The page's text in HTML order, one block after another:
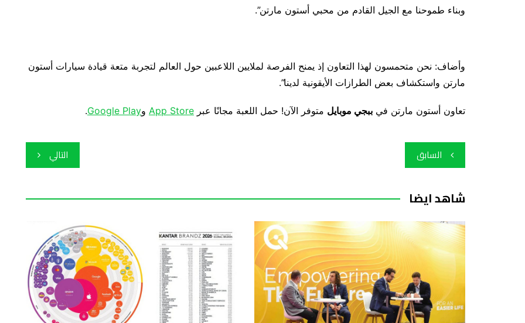
وبناء طموحنا مع الجيل القادم من محبي أستون مارتن”.
وأضاف: نحن متحمسون لهذا التعاون إذ يمنح الفرصة لملايين اللاعبين حول العالم لتجربة متعة قيادة سيارات أستون
مارتن واستكشاف بعض الطرازات الأيقونية لدينا”.
تعاون أستون مارتن في ببجي موبايل متوفر الآن! حمل اللعبة مجانًا عبر App Store وGoogle Play
.
تصفّح
المقالات
السابق التالي
شاهد ايضا